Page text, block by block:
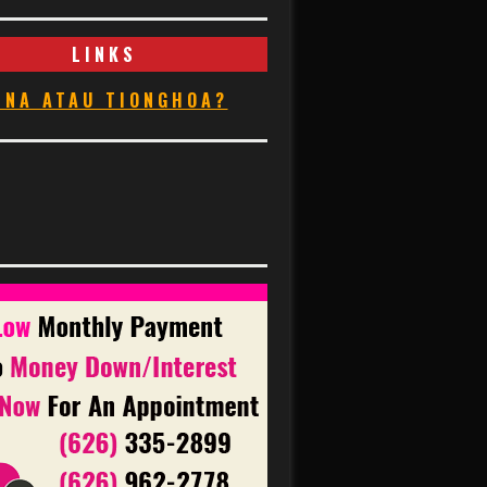
LINKS
ATAU TIONGHOA?